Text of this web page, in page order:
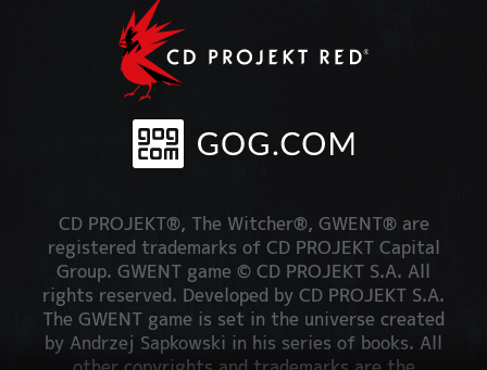
CD PROJEKT®, The Witcher®, GWENT® are
registered trademarks of CD PROJEKT Capital
Group. GWENT game © CD PROJEKT S.A. All
rights reserved. Developed by CD PROJEKT S.A.
The GWENT game is set in the universe created
by Andrzej Sapkowski in his series of books. All